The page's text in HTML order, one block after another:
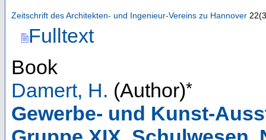
Zeitschrift des Architekten- und Ingenieur-Vereins zu Hannover 22(3
Fulltext
Book
Damert, H. (Author)*
Gewerbe- und Kunst-